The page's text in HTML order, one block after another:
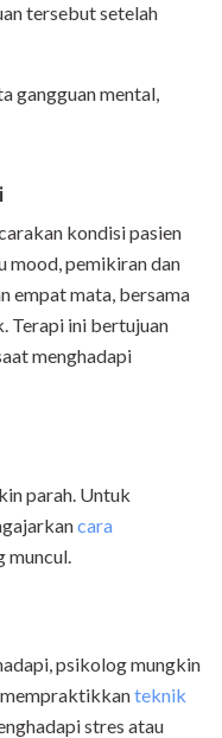
tersebut setelah
gangguan mental,
kondisi pasien
mood, pemikiran dan
empat mata, bersama
Terapi ini bertujuan
menghadapi
parah. Untuk
cara
muncul.
psikolog mungkin
teknik
stres atau